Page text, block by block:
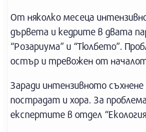
От няколко месеца
дървета и кедрите в двата
“Розариума” и “Тюлбето”.
остър и тревожен от
Заради интензивното
пострадат и хора. За
експертите в отдел